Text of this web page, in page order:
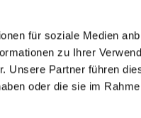
für soziale Medien
zu Ihrer
Unsere Partner führen
oder die sie im